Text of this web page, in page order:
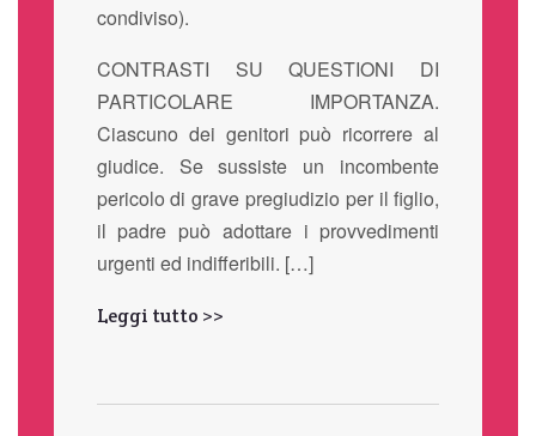
condiviso).
CONTRASTI SU QUESTIONI DI
PARTICOLARE IMPORTANZA.
Ciascuno dei genitori può ricorrere al
giudice. Se sussiste un incombente
pericolo di grave pregiudizio per il figlio,
il padre può adottare i provvedimenti
urgenti ed indifferibili. […]
Leggi tutto >>